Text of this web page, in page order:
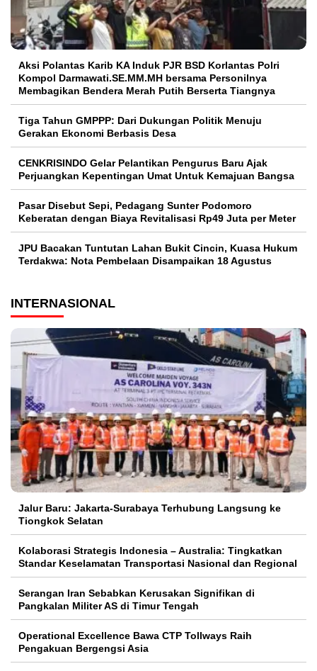
Aksi Polantas Karib KA Induk PJR BSD Korlantas Polri
Kompol Darmawati.SE.MM.MH bersama Personilnya
Membagikan Bendera Merah Putih Berserta Tiangnya
Tiga Tahun GMPPP: Dari Dukungan Politik Menuju
Gerakan Ekonomi Berbasis Desa
CENKRISINDO Gelar Pelantikan Pengurus Baru Ajak
Perjuangkan Kepentingan Umat Untuk Kemajuan Bangsa
Pasar Disebut Sepi, Pedagang Sunter Podomoro
Keberatan dengan Biaya Revitalisasi Rp49 Juta per Meter
JPU Bacakan Tuntutan Lahan Bukit Cincin, Kuasa Hukum
Terdakwa: Nota Pembelaan Disampaikan 18 Agustus
INTERNASIONAL
Jalur Baru: Jakarta-Surabaya Terhubung Langsung ke
Tiongkok Selatan
Kolaborasi Strategis Indonesia – Australia: Tingkatkan
Standar Keselamatan Transportasi Nasional dan Regional
Serangan Iran Sebabkan Kerusakan Signifikan di
Pangkalan Militer AS di Timur Tengah
Operational Excellence Bawa CTP Tollways Raih
Pengakuan Bergengsi Asia